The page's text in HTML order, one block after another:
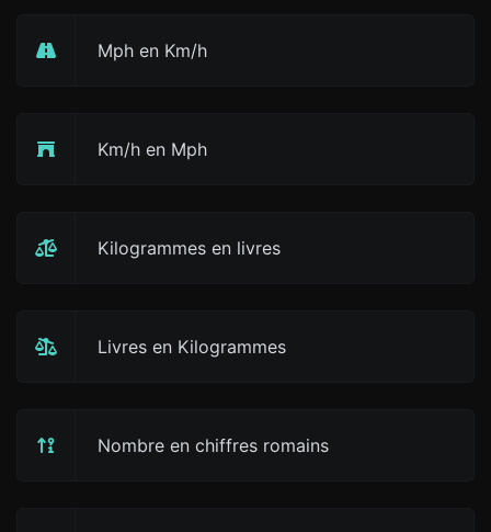
Mph en Km/h
Km/h en Mph
Kilogrammes en livres
Livres en Kilogrammes
Nombre en chiffres romains